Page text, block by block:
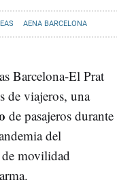
AENA BARCELONA
Barcelona-El Prat
de viajeros, una
de pasajeros durante
del
movilidad